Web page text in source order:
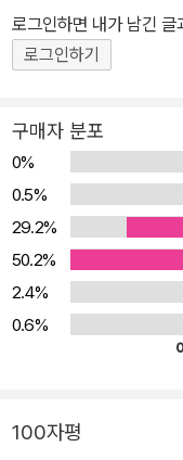
로그인하면 내가 남긴
로그인하기
구매자 분포
0%
0.5%
29.2%
50.2%
2.4%
0.6%
100자평